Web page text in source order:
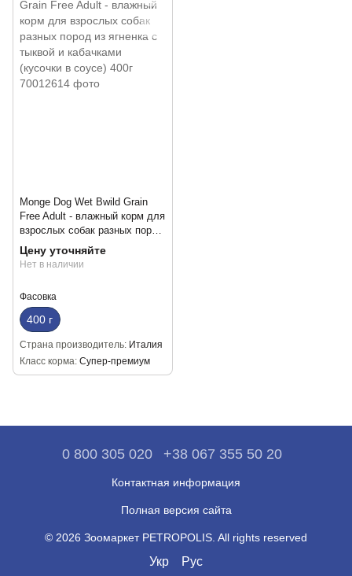
Monge Dog Wet Bwild Grain
Free Adult - влажный корм для
взрослых собак разных пород
из ягненка с тыквой и
кабачками (кусочки в соусе)
Цену уточняйте
Нет в наличии
Фасовка
400 г
Страна производитель Италия
Класс корма Супер-премиум
0 800 305 020 +38 067 355 50 20
Контактная информация
Полная версия сайта
© 2026 Зоомаркет PETROPOLIS. All rights reserved
Укр Рус